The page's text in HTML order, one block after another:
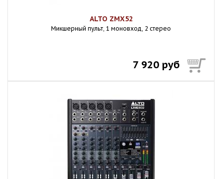
ALTO ZMX52
Микшерный пульт, 1 моновход, 2 стерео
7 920 руб